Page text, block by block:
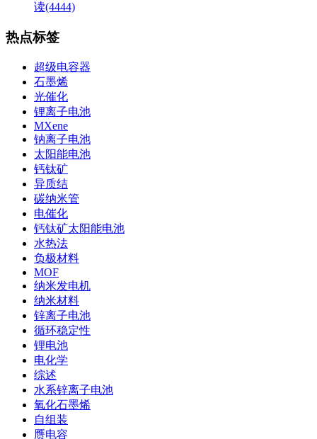
读(4444)
热点标签
超级电容器
石墨烯
光催化
锂离子电池
MXene
钠离子电池
太阳能电池
钙钛矿
异质结
碳纳米管
电催化
钙钛矿太阳能电池
水热法
负极材料
MOF
纳米发电机
纳米材料
锌离子电池
循环稳定性
锂电池
电化学
综述
水系锌离子电池
氧化石墨烯
自组装
赝电容